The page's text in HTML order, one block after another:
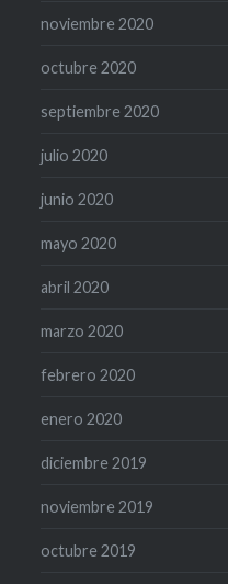
noviembre 2020
octubre 2020
septiembre 2020
julio 2020
junio 2020
mayo 2020
abril 2020
marzo 2020
febrero 2020
enero 2020
diciembre 2019
noviembre 2019
octubre 2019